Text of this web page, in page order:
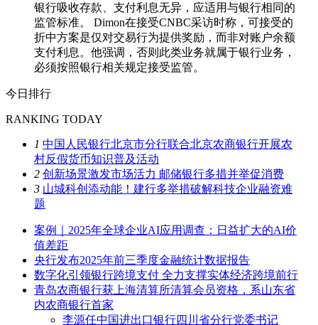
银行吸收存款、支付利息无异，应适用与银行相同的
监管标准。 Dimon在接受CNBC采访时称，可接受的
折中方案是仅对交易行为提供奖励，而非对账户余额
支付利息。他强调，否则此类业务就属于银行业务，
必须按照银行相关规定接受监管。
今日排行
RANKING TODAY
1 中国人民银行北京市分行联合北京农商银行开展农
村反假货币知识普及活动
2 创新场景激发市场活力 邮储银行多措并举促消费
3 山城科创添动能！建行多举措破解科技企业融资难
题
案例｜2025年全球企业AI应用调查：日益扩大的AI价
值差距
央行发布2025年前三季度金融统计数据报告
数字化引领银行跨境支付 全力支撑实体经济跨境前行
青岛农商银行获上海清算所清算会员资格，系山东省
内农商银行首家
李源任中国进出口银行四川省分行党委书记